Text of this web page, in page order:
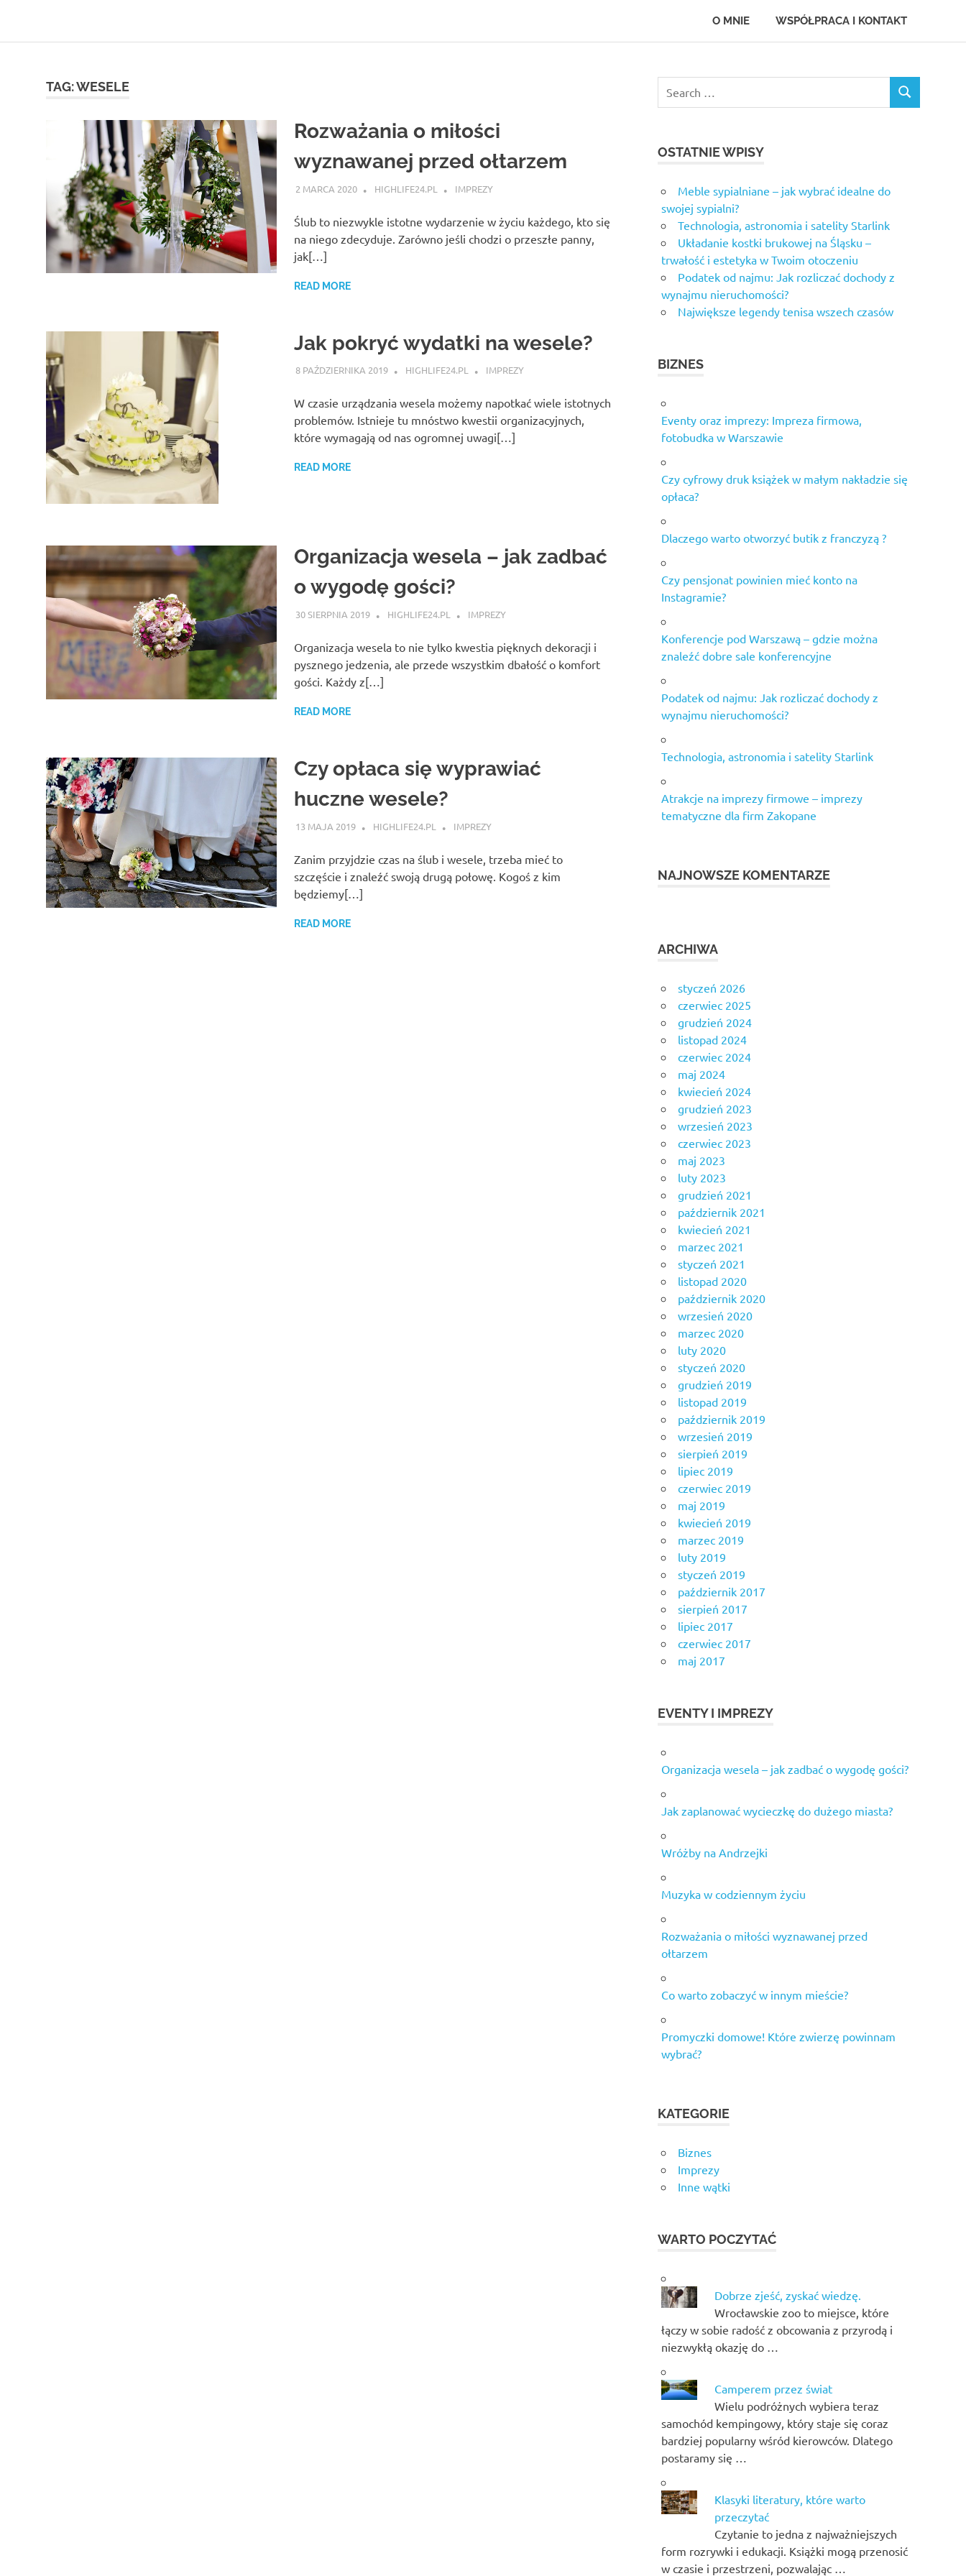
content highlife24.pl
O MNIE WSPÓŁPRACA I KONTAKT
TAG:WESELE
Rozważania o miłości
wyznawanej przed ołtarzem
2 MARCA 2020 HIGHLIFE24.PL IMPREZY
Ślub to niezwykle istotne wydarzenie w życiu każdego, kto się
na niego zdecyduje. Zarówno jeśli chodzi o przeszłe panny,
jak[…]
READ MORE
Jak pokryć wydatki na wesele?
8 PAŹDZIERNIKA 2019 HIGHLIFE24.PL IMPREZY
W czasie urządzania wesela możemy napotkać wiele istotnych
problemów. Istnieje tu mnóstwo kwestii organizacyjnych,
które wymagają od nas ogromnej uwagi[…]
READ MORE
Organizacja wesela – jak zadbać
o wygodę gości?
30 SIERPNIA 2019 HIGHLIFE24.PL IMPREZY
Organizacja wesela to nie tylko kwestia pięknych dekoracji i
pysznego jedzenia, ale przede wszystkim dbałość o komfort
gości. Każdy z[…]
READ MORE
Czy opłaca się wyprawiać
huczne wesele?
13 MAJA 2019 HIGHLIFE24.PL IMPREZY
Zanim przyjdzie czas na ślub i wesele, trzeba mieć to
szczęście i znaleźć swoją drugą połowę. Kogoś z kim
będziemy[…]
READ MORE
SEARCH
OSTATNIE WPISY
Meble sypialniane – jak wybrać idealne do
swojej sypialni?
Technologia, astronomia i satelity Starlink
Układanie kostki brukowej na Śląsku –
trwałość i estetyka w Twoim otoczeniu
Podatek od najmu: Jak rozliczać dochody z
wynajmu nieruchomości?
Największe legendy tenisa wszech czasów
BIZNES
Eventy oraz imprezy: Impreza firmowa,
fotobudka w Warszawie
Czy cyfrowy druk książek w małym nakładzie się
opłaca?
Dlaczego warto otworzyć butik z franczyzą ?
Czy pensjonat powinien mieć konto na
Instagramie?
Konferencje pod Warszawą – gdzie można
znaleźć dobre sale konferencyjne
Podatek od najmu: Jak rozliczać dochody z
wynajmu nieruchomości?
Technologia, astronomia i satelity Starlink
Atrakcje na imprezy firmowe – imprezy
tematyczne dla firm Zakopane
NAJNOWSZE KOMENTARZE
ARCHIWA
styczeń 2026
czerwiec 2025
grudzień 2024
listopad 2024
czerwiec 2024
maj 2024
kwiecień 2024
grudzień 2023
wrzesień 2023
czerwiec 2023
maj 2023
luty 2023
grudzień 2021
październik 2021
kwiecień 2021
marzec 2021
styczeń 2021
listopad 2020
październik 2020
wrzesień 2020
marzec 2020
luty 2020
styczeń 2020
grudzień 2019
listopad 2019
październik 2019
wrzesień 2019
sierpień 2019
lipiec 2019
czerwiec 2019
maj 2019
kwiecień 2019
marzec 2019
luty 2019
styczeń 2019
październik 2017
sierpień 2017
lipiec 2017
czerwiec 2017
maj 2017
EVENTY I IMPREZY
Organizacja wesela – jak zadbać o wygodę gości?
Jak zaplanować wycieczkę do dużego miasta?
Wróżby na Andrzejki
Muzyka w codziennym życiu
Rozważania o miłości wyznawanej przed
ołtarzem
Co warto zobaczyć w innym mieście?
Promyczki domowe! Które zwierzę powinnam
wybrać?
KATEGORIE
Biznes
Imprezy
Inne wątki
WARTO POCZYTAĆ
Dobrze zjeść, zyskać wiedzę.
Wrocławskie zoo to miejsce, które
łączy w sobie radość z obcowania z przyrodą i
niezwykłą okazję do …
Camperem przez świat
Wielu podróżnych wybiera teraz
samochód kempingowy, który staje się coraz
bardziej popularny wśród kierowców. Dlatego
postaramy się …
Klasyki literatury, które warto
przeczytać
Czytanie to jedna z najważniejszych
form rozrywki i edukacji. Książki mogą przenosić
w czasie i przestrzeni, pozwalając …